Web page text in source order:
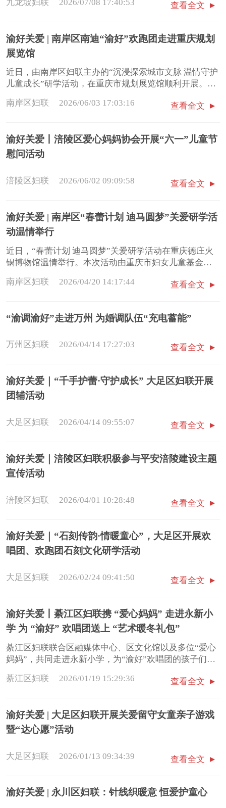
九龙坡妇联 2026/07/08 17:40:53 查看全文
渝好关爱 | 南岸区南迪“渝好”欢跑团走进重庆规划
展览馆
近日，由南岸区妇联主办的“沉浸探索城市文脉 温情守护
儿童成长”研学活动，在重庆市规划展览馆顺利开展。来
中，在沉浸式研学中品读城市文脉，滋养心灵、收获成
南岸区妇联 2026/06/03 17:03:16 查看全文
渝好关爱丨涪陵区爱心妈妈协会开展“六一”儿童节
慰问活动
涪陵区妇联 2026/06/02 09:09:58 查看全文
渝好关爱 | 南岸区“春蕾计划 迪马圆梦”关爱研学活
动温情举行
近日，“春蕾计划 迪马圆梦”关爱研学活动在重庆德庄火
锅博物馆温情举行。本次活动由重庆市妇女儿童基金
德庄火锅博物馆作为南岸区家庭教育创新实践基地，承
学之旅。
南岸区妇联 2026/04/20 14:17:44 查看全文
“渝调渝好”走进万州 为婚调队伍“充电蓄能”
万州区妇联 2026/04/14 17:27:03 查看全文
渝好关爱｜“千手护蕾·守护成长” 大足区妇联开展
团辅活动
大足区妇联 2026/04/14 09:55:07 查看全文
渝好关爱｜涪陵区妇联积极参与平安涪陵建设主题
宣传活动
涪陵区妇联 2026/04/01 10:28:48 查看全文
渝好关爱｜“石刻传韵·情暖童心”，大足区开展欢
唱团、欢跑团石刻文化研学活动
大足区妇联 2026/02/24 09:41:50 查看全文
渝好关爱丨綦江区妇联携 “爱心妈妈” 走进永新小
学 为 “渝好” 欢唱团送上 “艺术暖冬礼包”
綦江区妇联联合区融媒体中心、区文化馆以及多位“爱心
妈妈”，共同走进永新小学，为“渝好”欢唱团的孩子们送
綦江区妇联 2026/01/19 15:29:36 查看全文
渝好关爱 | 大足区妇联开展关爱留守女童亲子游戏
暨“达心愿”活动
大足区妇联 2026/01/13 09:34:39 查看全文
渝好关爱 | 永川区妇联：针线织暖意 恒爱护童心